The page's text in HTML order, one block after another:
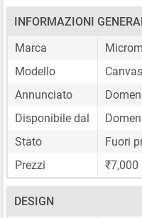
INFORMAZIONI
Marca
Modello
Annunciato
Disponibile dal
Stato
Fuori
Prezzi
₹7,000
DESIGN